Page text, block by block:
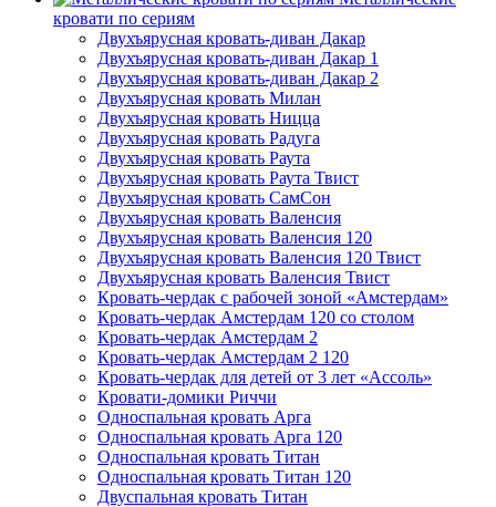
кровати по сериям
Двухъярусная кровать-диван Дакар
Двухъярусная кровать-диван Дакар 1
Двухъярусная кровать-диван Дакар 2
Двухъярусная кровать Милан
Двухъярусная кровать Ницца
Двухъярусная кровать Радуга
Двухъярусная кровать Раута
Двухъярусная кровать Раута Твист
Двухъярусная кровать СамСон
Двухъярусная кровать Валенсия
Двухъярусная кровать Валенсия 120
Двухъярусная кровать Валенсия 120 Твист
Двухъярусная кровать Валенсия Твист
Кровать-чердак с рабочей зоной «Амстердам»
Кровать-чердак Амстердам 120 со столом
Кровать-чердак Амстердам 2
Кровать-чердак Амстердам 2 120
Кровать-чердак для детей от 3 лет «Ассоль»
Кровати-домики Риччи
Односпальная кровать Арга
Односпальная кровать Арга 120
Односпальная кровать Титан
Односпальная кровать Титан 120
Двуспальная кровать Титан